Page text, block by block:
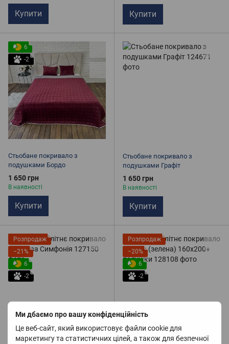
Ми дбаємо про вашу конфіденційність
Це веб-сайт, який використовує файли cookie для
маркетингу та статистичних цілей, а також для безпечної
Купити Купити
6
-2
Стьобане покривало з
подушками Бордо
1 650 грн
В наявності
Купити
Стьобане покривало з
подушками Графіт
1 650 грн
В наявності
Купити
Розпродаж
−21%
6
-2
Розпродаж
−20%
6
-2